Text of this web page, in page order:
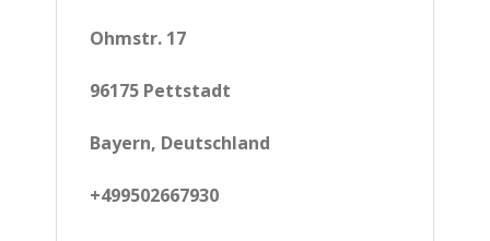
Ohmstr. 17
96175 Pettstadt
Bayern, Deutschland
+499502667930